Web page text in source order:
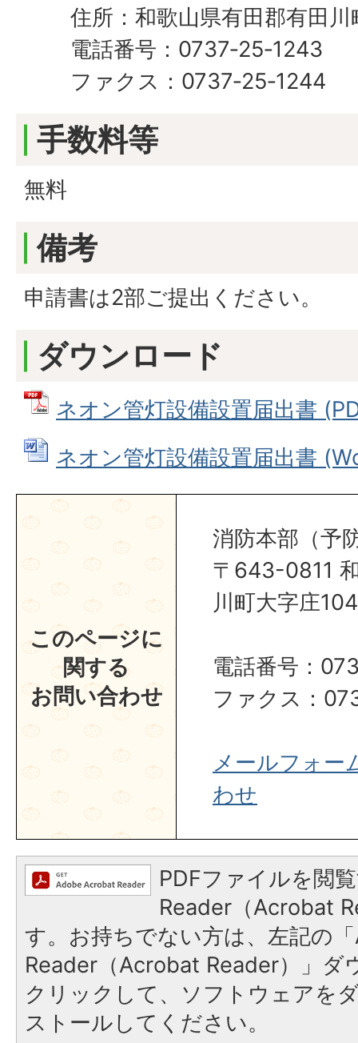
住所：和歌山県有田郡有田
電話番号：0737‐25‐1243
ファクス：0737‐25‐1244
手数料等
無料
備考
申請書は2部ご提出ください。
ダウンロード
ネオン管灯設備設置届出書
ネオン管灯設備設置届出書
このページに
関する
お問い合わせ
消防本部（予
〒643-0811
川町大字庄
電話番号：
ファクス：
メールフォー
わせ
PDFファイルを閲
Reader（Acrobat
す。お持ちでない方は、左記の
Reader（Acrobat Reader）」ダ
クリックして、ソフトウェアを
ストールしてください。